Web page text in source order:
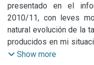
presentado en el
2010/11, con leves
natural evolución de la
producidos en mi
efecto a partir de
Show more